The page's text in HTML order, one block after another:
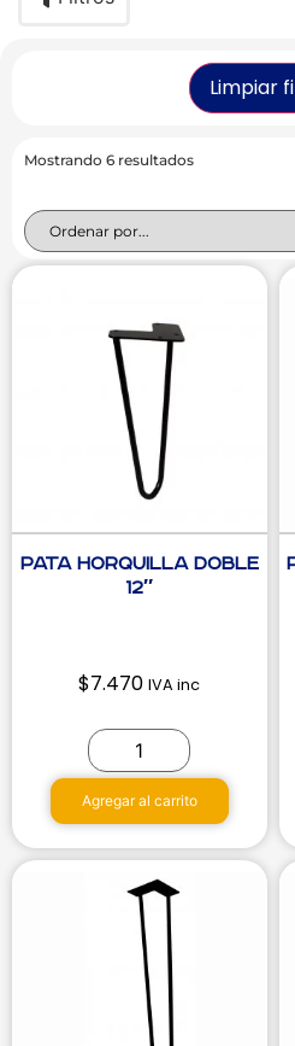
Limpiar
Mostrando 6 resultados
Pata Horquilla Doble
12″
$7.470 IVA inc
Agregar al carrito